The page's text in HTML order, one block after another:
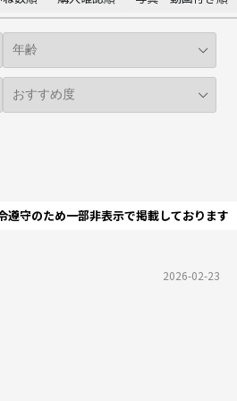
遵守のため一部非表示で掲載しております
2026-02-23